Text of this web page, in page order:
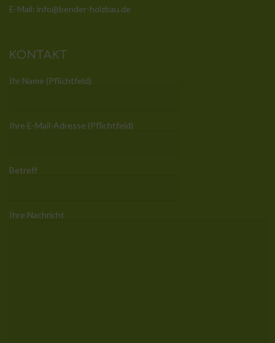
E-Mail: info@bender-holzbau.de
KONTAKT
Ihr Name (Pflichtfeld)
Ihre E-Mail-Adresse (Pflichtfeld)
Betreff
Ihre Nachricht